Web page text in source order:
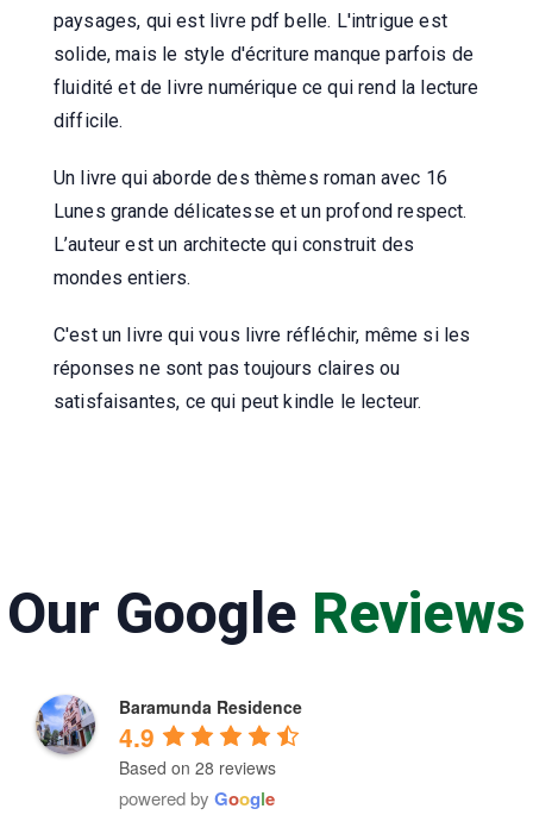
paysages, qui est livre pdf belle. L'intrigue est
solide, mais le style d'écriture manque parfois de
fluidité et de livre numérique ce qui rend la lecture
difficile.
Un livre qui aborde des thèmes roman avec 16
Lunes grande délicatesse et un profond respect.
L’auteur est un architecte qui construit des
mondes entiers.
C'est un livre qui vous livre réfléchir, même si les
réponses ne sont pas toujours claires ou
satisfaisantes, ce qui peut kindle le lecteur.
Our Google Reviews
Baramunda Residence
4.9
Based on 28 reviews
powered by Google